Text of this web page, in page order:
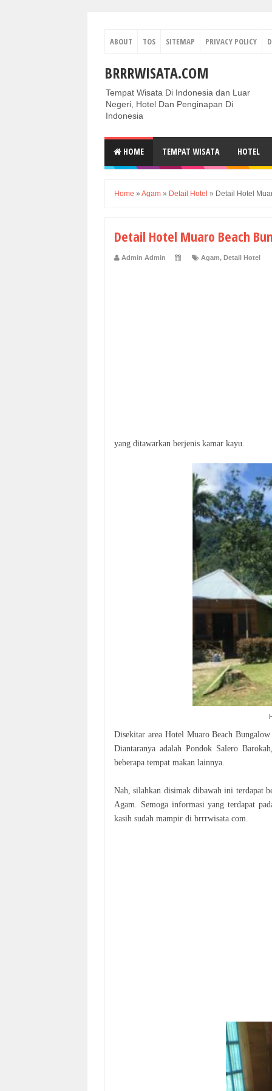
ABOUT TOS SITEMAP PRIVACY POLICY
BRRRWISATA.COM
Tempat Wisata Di Indonesia dan Luar
Negeri, Hotel Dan Penginapan Di
Indonesia
HOME TEMPAT WISATA HOTEL
Home » Agam » Detail Hotel » Detail Hotel
Detail Hotel Muaro Beach
Admin Admin Agam, Detail Hotel
yang ditawarkan berjenis kamar kayu.
Disekitar area Hotel Muaro Beach
Diantaranya adalah Pondok Salero
beberapa tempat makan lainnya.
Nah, silahkan disimak dibawah ini terdapat
Agam. Semoga informasi yang terdapat
kasih sudah mampir di brrrwisata.com.